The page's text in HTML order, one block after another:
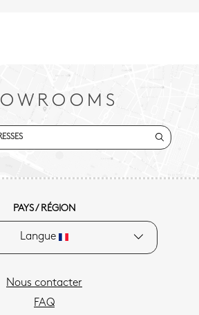
PAYS / RÉGION
Langue
Nous contacter
FAQ